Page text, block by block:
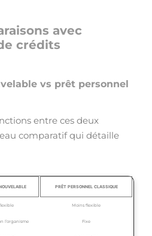
avec
crédits
vs prêt personnel
entre ces deux
comparatif qui détaille
PRÊT PERSONNEL CLASSIQUE
Moins flexible
l’organisme Fixe